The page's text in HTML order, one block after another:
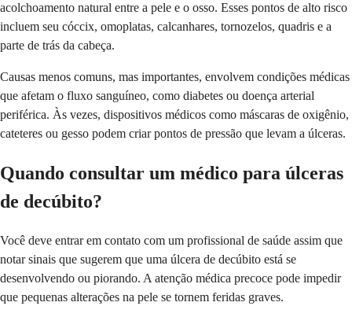
acolchoamento natural entre a pele e o osso. Esses pontos de alto risco
incluem seu cóccix, omoplatas, calcanhares, tornozelos, quadris e a
parte de trás da cabeça.
Causas menos comuns, mas importantes, envolvem condições médicas
que afetam o fluxo sanguíneo, como diabetes ou doença arterial
periférica. Às vezes, dispositivos médicos como máscaras de oxigênio,
cateteres ou gesso podem criar pontos de pressão que levam a úlceras.
Quando consultar um médico para úlceras
de decúbito?
Você deve entrar em contato com um profissional de saúde assim que
notar sinais que sugerem que uma úlcera de decúbito está se
desenvolvendo ou piorando. A atenção médica precoce pode impedir
que pequenas alterações na pele se tornem feridas graves.